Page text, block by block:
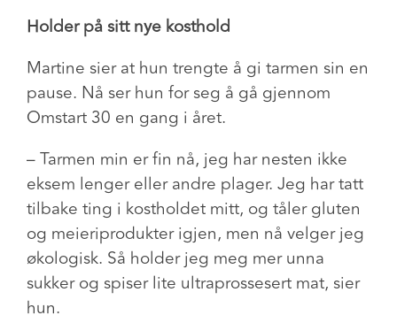
Holder på sitt nye kosthold
Martine sier at hun trengte å gi tarmen sin en
pause. Nå ser hun for seg å gå gjennom
Omstart 30 en gang i året.
– Tarmen min er fin nå, jeg har nesten ikke
eksem lenger eller andre plager. Jeg har tatt
tilbake ting i kostholdet mitt, og tåler gluten
og meieriprodukter igjen, men nå velger jeg
økologisk. Så holder jeg meg mer unna
sukker og spiser lite ultraprossesert mat, sier
hun.